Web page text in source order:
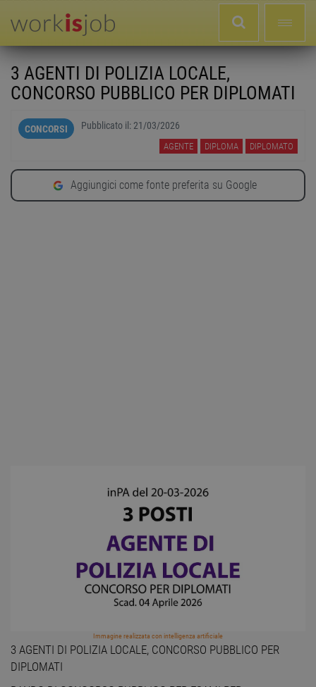
3 AGENTI DI POLIZIA LOCALE,
CONCORSO PUBBLICO PER DIPLOMATI
CONCORSI Pubblicato il: 21/03/2026
AGENTE DIPLOMA DIPLOMATO
Aggiungici come fonte preferita su Google
Immagine realizzata con intelligenza artificiale
3 AGENTI DI POLIZIA LOCALE, CONCORSO PUBBLICO PER
DIPLOMATI